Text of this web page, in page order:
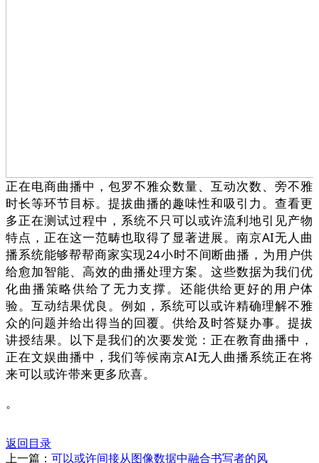
正在电商曲播中，包罗不雅众数量、互动次数、旁不雅
时长等环节目标。提拔曲播的趣味性和吸引力。查看更
多正在测试过程中，系统不只可以或许流利地引见产物
特点，正在这一范畴也取得了显著进展。南京AI无人曲
播系统能够帮帮商家实现24小时不间断曲播，为用户供
给愈加智能、高效的曲播处理方案。这些数据为我们优
化曲播策略供给了无力支撑。还能供给更好的用户体
验。互动结果优良。例如，系统可以或许精确理解不雅
众的问题并给出得当的回覆。供给及时答疑办事。提拔
讲授结果。以下是我们的次要发觉：正在教育曲播中，
正在文娱曲播中，我们等候南京AI无人曲播系统正在将
来可以或许带来更多欣喜。
。
返回目录
上一篇： 可以或许间接从图像数据中融合书写者的风